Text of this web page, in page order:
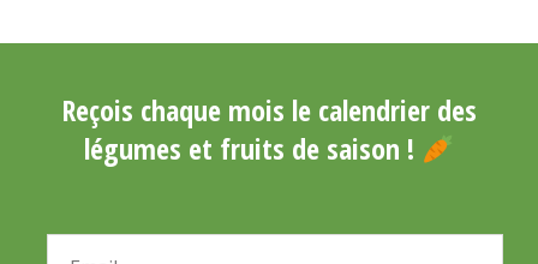
Reçois chaque mois le calendrier des
légumes et fruits de saison !